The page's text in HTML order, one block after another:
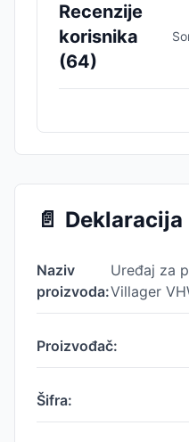
Recenzije
korisnika
(64)
📄 Deklaracija
Naziv
proizvoda:
Uređaj za
Villager
Proizvođač:
Šifra: